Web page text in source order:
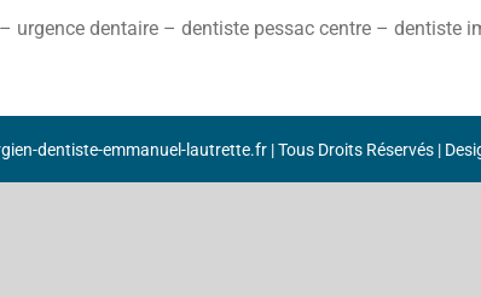
urgence dentaire – dentiste pessac centre – dentiste
dentiste-emmanuel-lautrette.fr | Tous Droits Réservés |